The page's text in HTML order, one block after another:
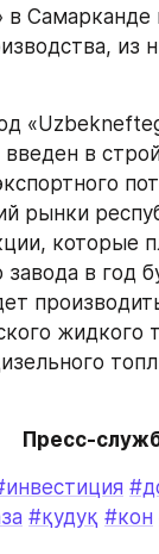
в
в
рынки
которые
в год
жидкого
Пресс-
#қудуқ #кон